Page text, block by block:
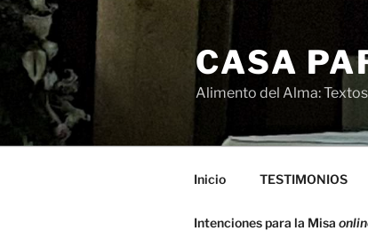
Saltar
contenido
CASA
Alimento del Alma:
Inicio TESTIMONIOS
Intenciones para la Misa